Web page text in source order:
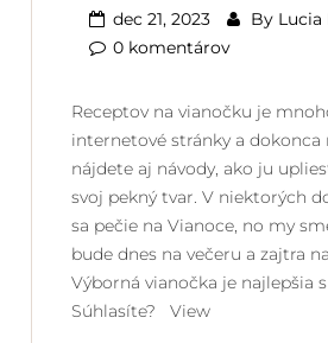
dec 21, 2023 By Lucia
0 komentárov
Receptov na vianočku je
internetové stránky a dokonca
nájdete aj návody, ako ju
svoj pekný tvar. V niektorých
sa pečie na Vianoce, no my
bude dnes na večeru a zajtra
Výborná vianočka je najlepšia
Súhlasíte? View